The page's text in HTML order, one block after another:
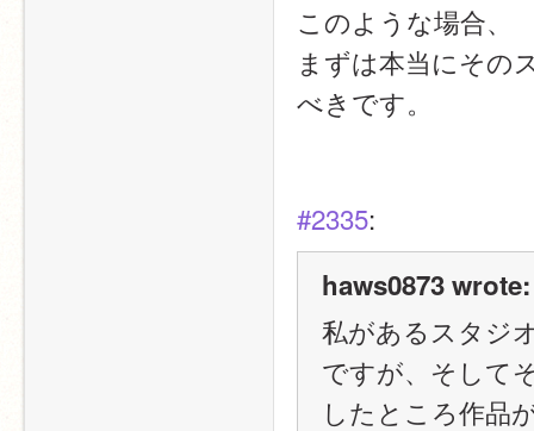
このような場合、
まずは本当にその
べきです。
#2335:
haws0873 wrote:
私があるスタジ
ですが、そして
したところ作品